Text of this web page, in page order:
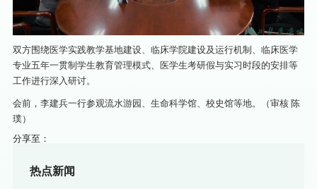
双方围绕医学实践教学基地建设、临床学院建设及运行机制、临床医学
专业五年一贯制学生教育管理模式、医学生考研假与实习时段的安排等
工作进行深入研讨。
会前，李建兵一行参观流水游园、生命科学馆、校史馆等地。（审核 陈
璞）
分享至：
热点新闻